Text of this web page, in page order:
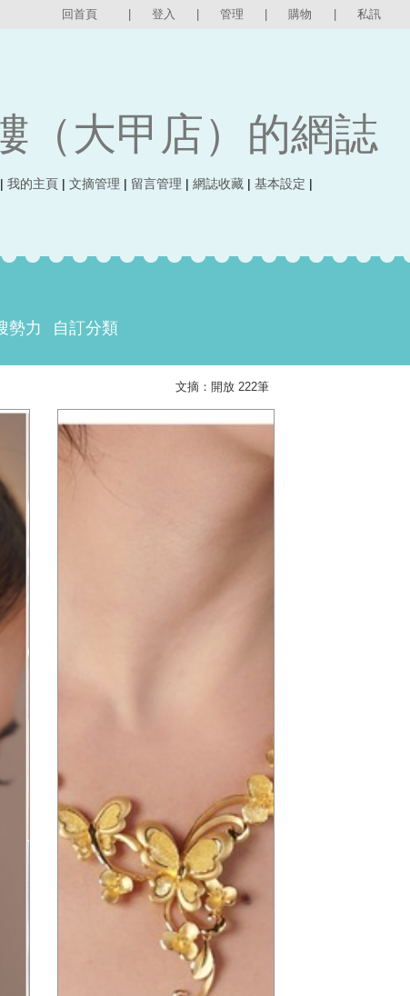
回首頁 登入 管理 購物 私訊
（大甲店）的網誌
| 我的主頁 | 文摘管理 | 留言管理 | 網誌收藏 | 基本設定 |
勢力 自訂分類
文摘：開放 222筆